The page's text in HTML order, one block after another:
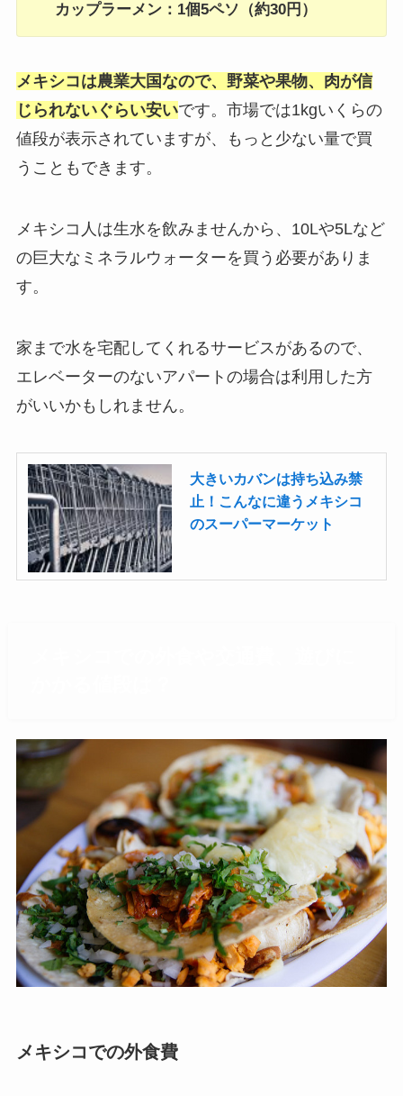
カップラーメン：1個5ペソ（約30円）
メキシコは農業大国なので、野菜や果物、肉が信
じられないぐらい安いです。市場では1kgいくらの
値段が表示されていますが、もっと少ない量で買
うこともできます。
メキシコ人は生水を飲みませんから、10Lや5Lなど
の巨大なミネラルウォーターを買う必要がありま
す。
家まで水を宅配してくれるサービスがあるので、
エレベーターのないアパートの場合は利用した方
がいいかもしれません。
大きいカバンは持ち込み禁
止！こんなに違うメキシコ
のスーパーマーケット
メキシコでの外食費